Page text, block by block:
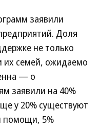
заявили
Доля
не только
их семей, ожидаемо
— о
заявили на 40%
у 20% существуют
помощи, 5%